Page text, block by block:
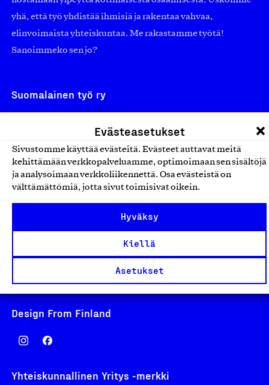
Evästeasetukset
Sivustomme käyttää evästeitä. Evästeet auttavat meitä
kehittämään verkkopalveluamme, optimoimaan sen sisältöjä
ja analysoimaan verkkoliikennettä. Osa evästeistä on
välttämättömiä, jotta sivut toimisivat oikein.
Hyväksy
Kiellä
Asetukset
yhä, että työ yhdistää ihmisiä ja rakentaa vahvaa,
elinvoimaista yhteiskuntaa. Me rakastamme työtä!
Sanoimmeko sen jo?
Suomalainen työ ry
Finland
asiakaspalvelu@suomalainentyo.fi
laskutus@suomalainentyo.fi
Design From Finland
Yhteiskunnallinen Yritys -merkki